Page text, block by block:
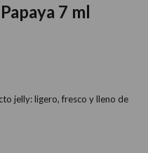
7 ml
jelly: ligero, fresco y lleno de